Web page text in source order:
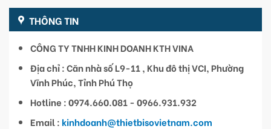
THÔNG TIN
CÔNG TY TNHH KINH DOANH KTH VINA
Địa chỉ : Căn nhà số L9-11 , Khu đô thị VCI, Phường
Vĩnh Phúc, Tỉnh Phú Thọ
Hotline : 0974.660.081 - 0966.931.932
Email : kinhdoanh@thietbisovietnam.com